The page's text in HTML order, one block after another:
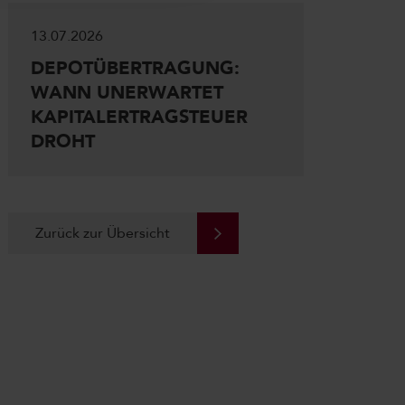
13.07.2026
DEPOTÜBERTRAGUNG:
WANN UNERWARTET
KAPITALERTRAGSTEUER
DROHT
Zurück zur Übersicht